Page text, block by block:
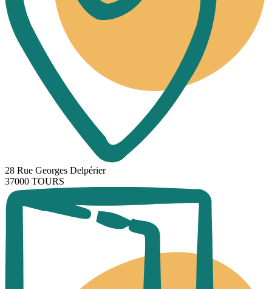
28 Rue Georges Delpérier
37000 TOURS